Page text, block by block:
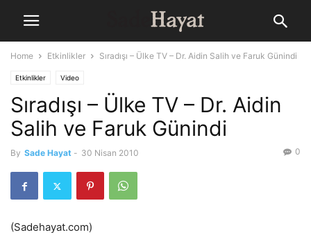
Home Etkinlikler Sıradışı – Ülke TV – Dr. Aidin Salih ve Faruk Günindi
Etkinlikler Video
Sıradışı – Ülke TV – Dr. Aidin
Salih ve Faruk Günindi
By Sade Hayat - 30 Nisan 2010 0
(Sadehayat.com)